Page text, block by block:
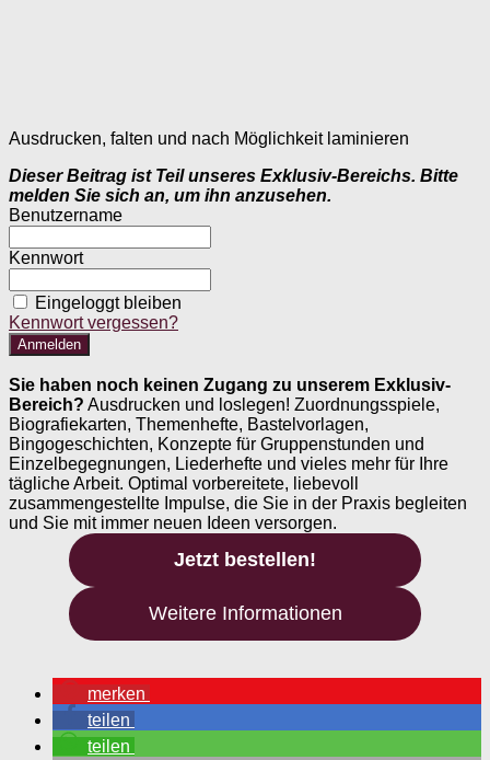
Ausdrucken, falten und nach Möglichkeit laminieren
Dieser Beitrag ist Teil unseres Exklusiv-Bereichs. Bitte
melden Sie sich an, um ihn anzusehen.
Benutzername
Kennwort
Eingeloggt bleiben
Kennwort vergessen?
Sie haben noch keinen Zugang zu unserem Exklusiv-
Bereich? Ausdrucken und loslegen! Zuordnungsspiele,
Biografiekarten, Themenhefte, Bastelvorlagen,
Bingogeschichten, Konzepte für Gruppenstunden und
Einzelbegegnungen, Liederhefte und vieles mehr für Ihre
tägliche Arbeit. Optimal vorbereitete, liebevoll
zusammengestellte Impulse, die Sie in der Praxis begleiten
und Sie mit immer neuen Ideen versorgen.
Jetzt bestellen!
Weitere Informationen
merken
teilen
teilen